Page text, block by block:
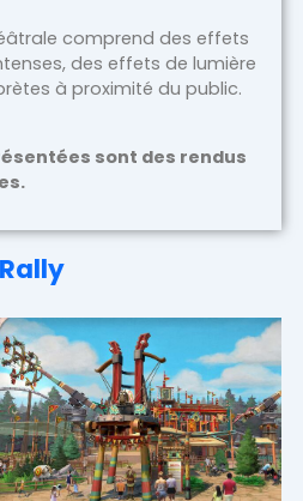
comprend des effets
des effets de lumière
à proximité du public.
sont des rendus